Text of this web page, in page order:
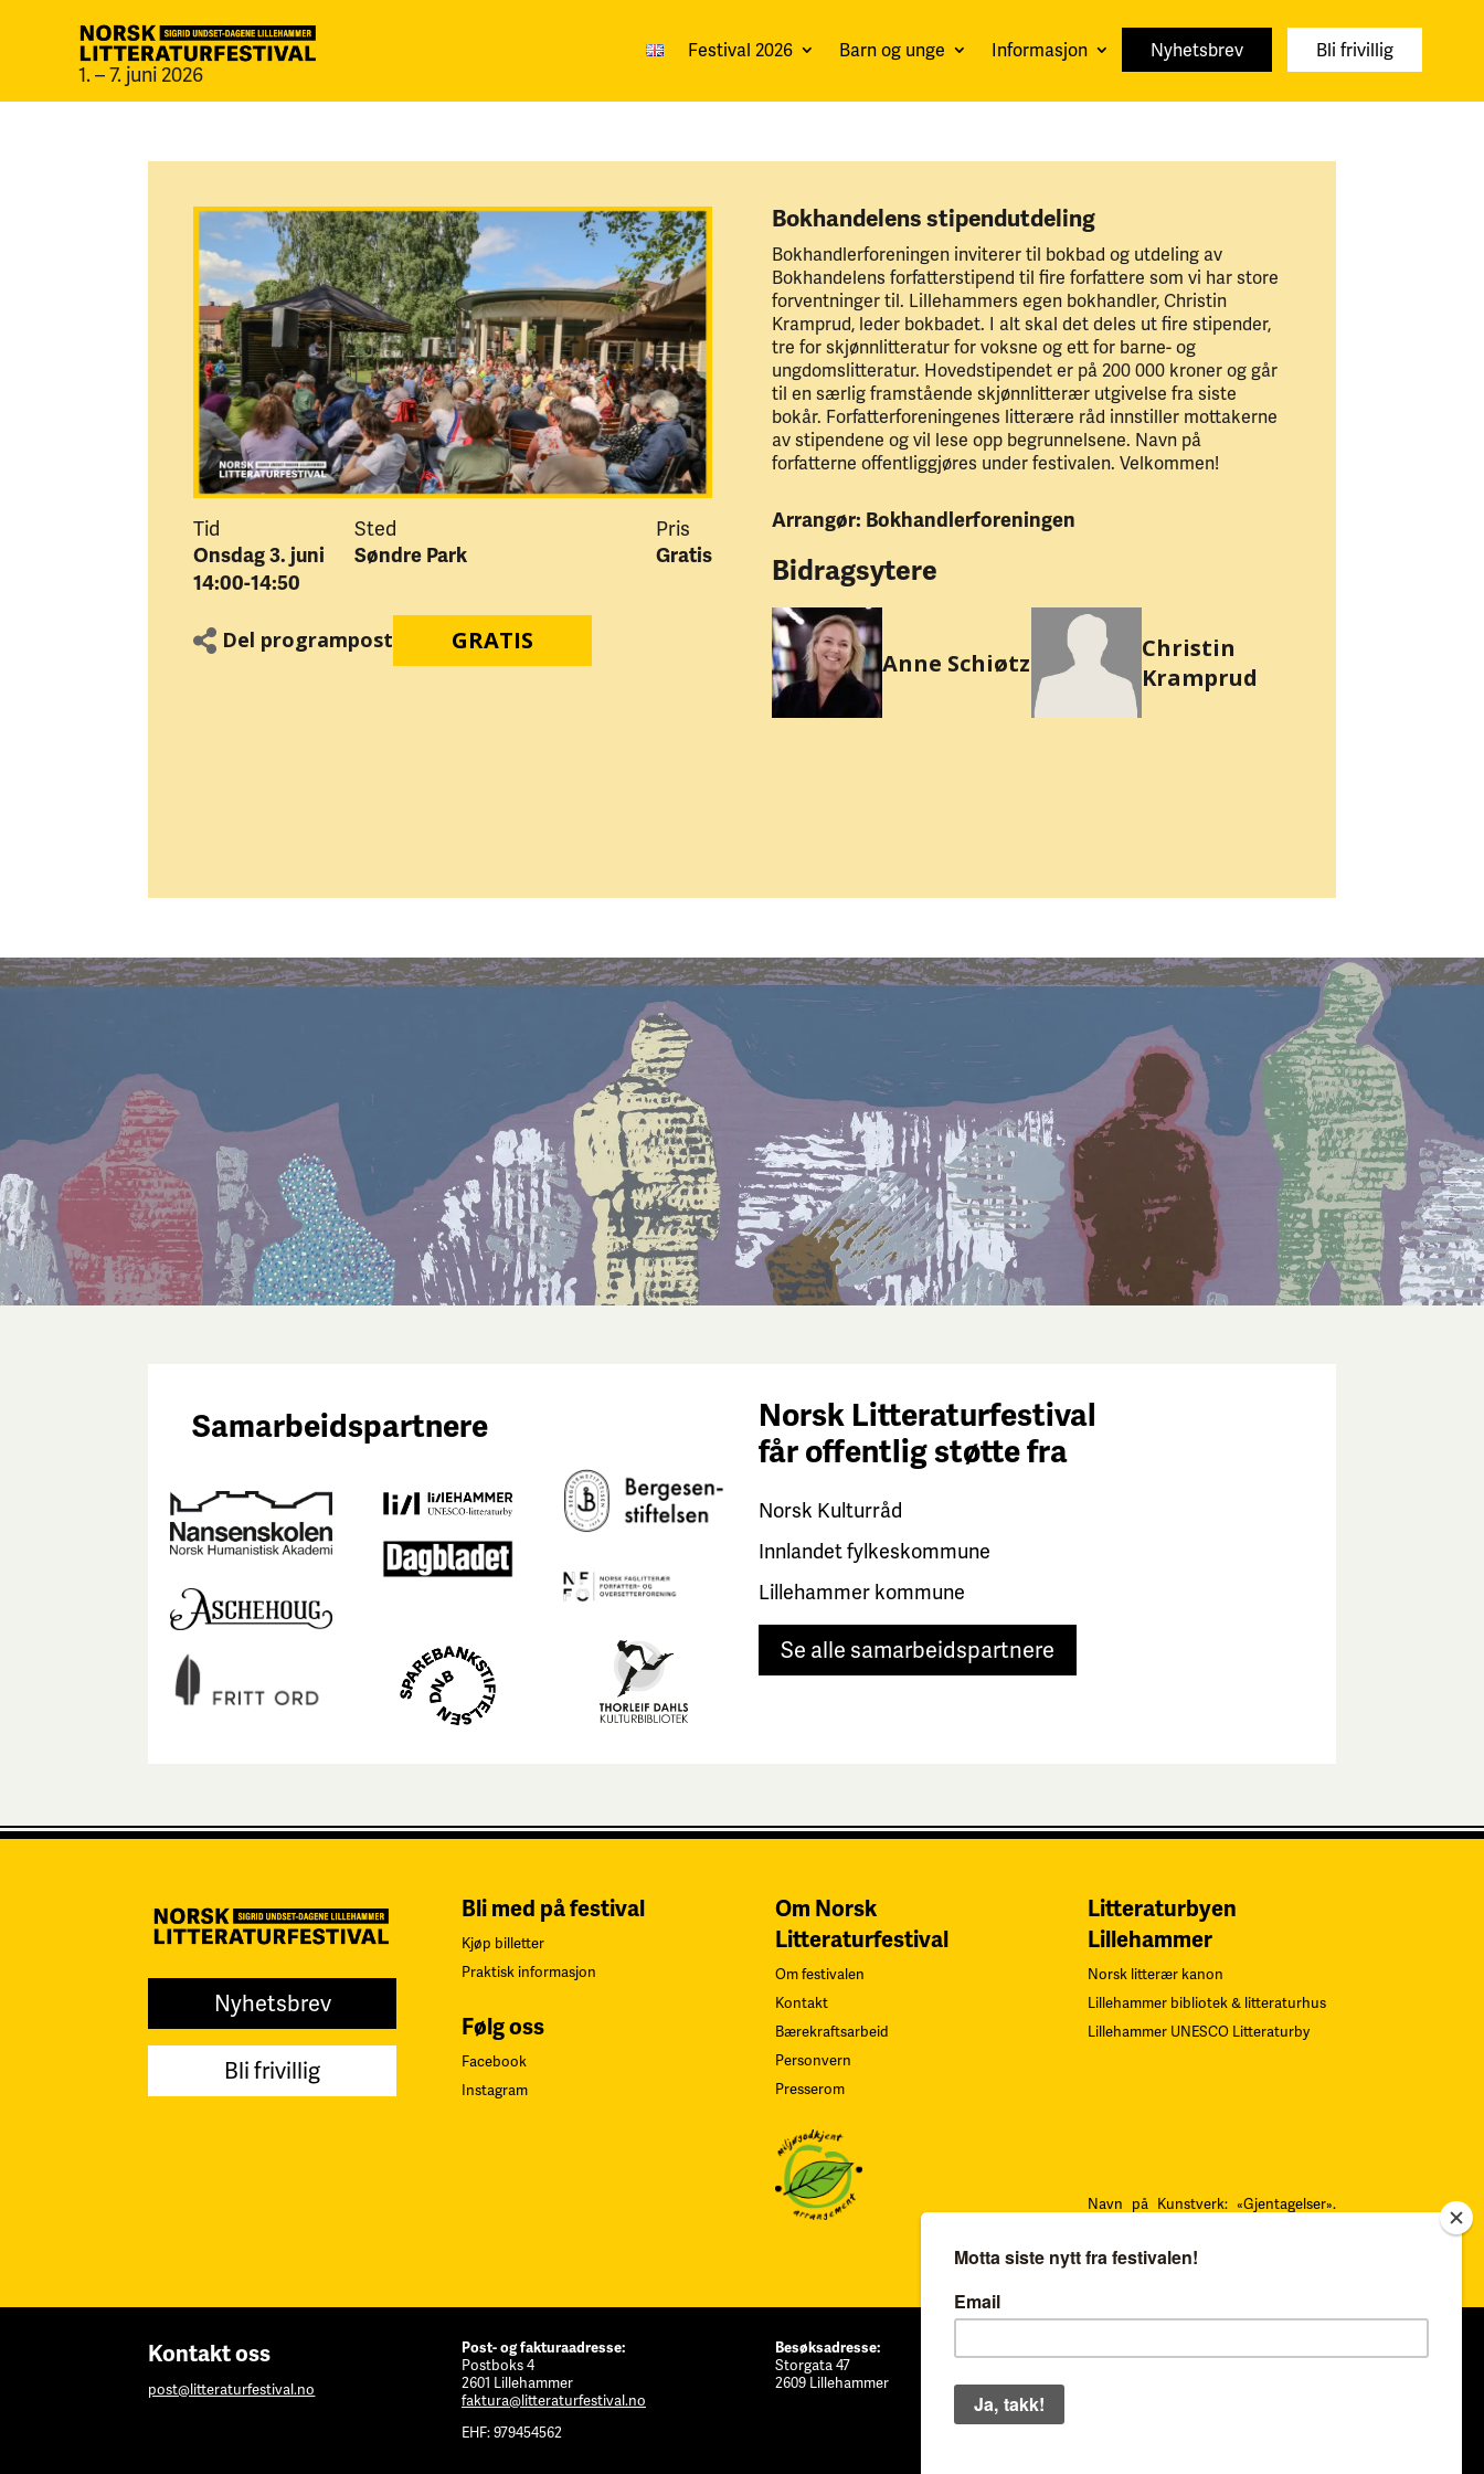
1. – 7. juni 2026
Festival 2026 Barn og unge Informasjon Nyhetsbrev Bli frivillig
Tid
Onsdag 3. juni
14:00-14:50
Sted
Søndre Park
Pris
Gratis
Del programpost GRATIS
Bokhandelens stipendutdeling
Bokhandlerforeningen inviterer til bokbad og utdeling av
Bokhandelens forfatterstipend til fire forfattere som vi har store
forventninger til. Lillehammers egen bokhandler, Christin
Kramprud, leder bokbadet. I alt skal det deles ut fire stipender,
tre for skjønnlitteratur for voksne og ett for barne- og
ungdomslitteratur. Hovedstipendet er på 200 000 kroner og går
til en særlig framstående skjønnlitterær utgivelse fra siste
bokår. Forfatterforeningenes litterære råd innstiller mottakerne
av stipendene og vil lese opp begrunnelsene. Navn på
forfatterne offentliggjøres under festivalen. Velkommen!
Arrangør: Bokhandlerforeningen
Bidragsytere
Anne Schiøtz
Christin
Kramprud
Samarbeidspartnere
Norsk Litteraturfestival
får offentlig støtte fra
Norsk Kulturråd
Innlandet fylkeskommune
Lillehammer kommune
Se alle samarbeidspartnere
Nyhetsbrev
Bli frivillig
Bli med på festival
Kjøp billetter
Praktisk informasjon
Følg oss
Facebook
Instagram
Om Norsk
Litteraturfestival
Om festivalen
Kontakt
Bærekraftsarbeid
Personvern
Presserom
Litteraturbyen
Lillehammer
Norsk litterær kanon
Lillehammer bibliotek & litteraturhus
Lillehammer UNESCO Litteraturby
Navn på Kunstverk: «Gjentagelser».
Teknikk: Serigrafi.Foto: Øystein
Bjertnæs, BONO
Kontakt oss
post@litteraturfestival.no
Post- og fakturaadresse:
Postboks 4
2601 Lillehammer
faktura@litteraturfestival.no
EHF: 979454562
Besøksadresse:
Storgata 47
2609 Lillehammer